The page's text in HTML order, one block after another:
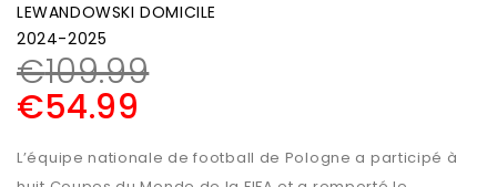
LEWANDOWSKI DOMICILE
2024-2025
€109.99
€54.99
L’équipe nationale de football de Pologne a participé à